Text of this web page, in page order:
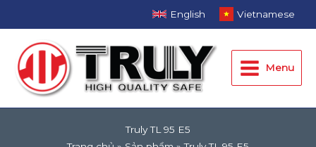
dung
English Vietnamese
MenuMenu
Truly TL 95 E5